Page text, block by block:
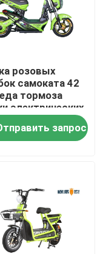
розовых
самоката 42
тормоза
электрических
запрос